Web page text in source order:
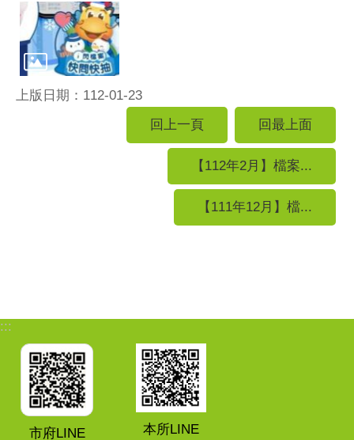
上版日期：112-01-23
回上一頁
回最上面
【112年2月】檔案...
【111年12月】檔...
:::
市府LINE 本所LINE